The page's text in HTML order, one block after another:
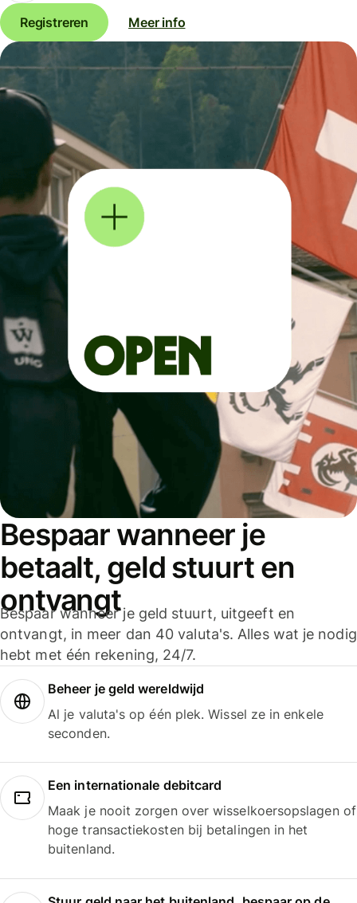
Registreren Meer info
Bespaar wanneer je
betaalt, geld stuurt en
ontvangt
Bespaar wanneer je geld stuurt, uitgeeft en
ontvangt, in meer dan 40 valuta's. Alles wat je nodig
hebt met één rekening, 24/7.
Beheer je geld wereldwijd
Al je valuta's op één plek. Wissel ze in enkele
seconden.
Een internationale debitcard
Maak je nooit zorgen over wisselkoersopslagen of
hoge transactiekosten bij betalingen in het
buitenland.